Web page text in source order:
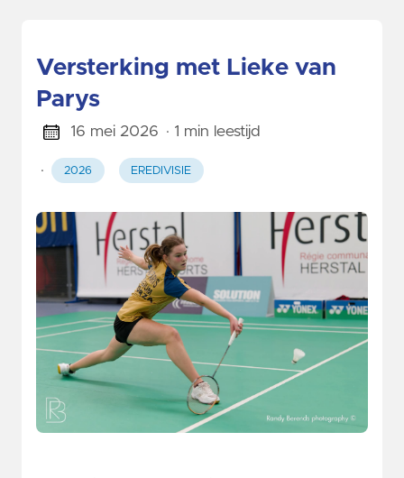
Versterking met Lieke van
Parys
16 mei 2026 · 1 min leestijd
· 2026 EREDIVISIE